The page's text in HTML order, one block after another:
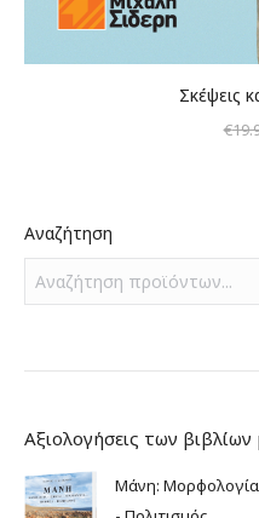
Σκέψεις
€
Αναζήτηση
Αξιολογήσεις των βιβλίων
Μάνη: Μορφολογία